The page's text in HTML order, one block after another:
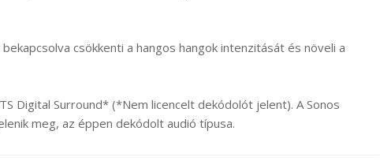
csökkenti a hangos hangok intenzitását és növeli a
Digital Surround* (*Nem licencelt dekódolót jelent). A Sonos
meg, az éppen dekódolt audió típusa.